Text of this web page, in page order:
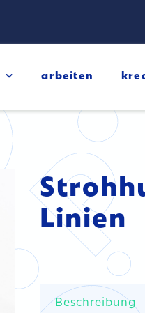
arbeiten
Linien
Beschreibung